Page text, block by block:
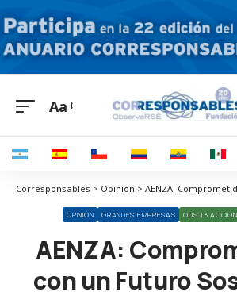
Aa
OPINIÓN GRANDES EMPRESAS ODS 13
AENZA:
con un Futuro